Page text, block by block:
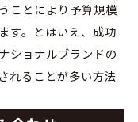
ことにより予算規模
す。とはいえ、成功
ショナルブランドの
れることが多い方法